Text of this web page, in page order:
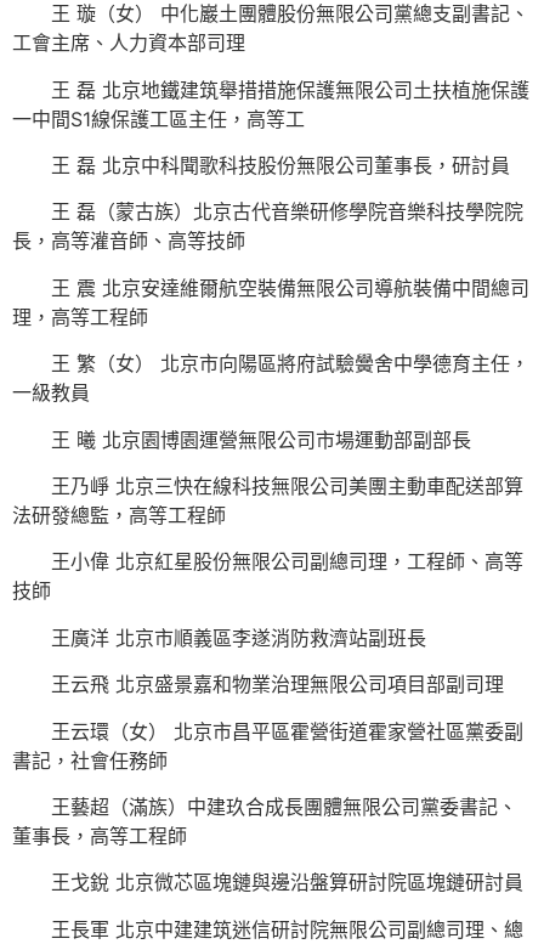
王 璇（女） 中化巖土團體股份無限公司黨總支副書記、
工會主席、人力資本部司理
王 磊 北京地鐵建筑舉措措施保護無限公司土扶植施保護
一中間S1線保護工區主任，高等工
王 磊 北京中科聞歌科技股份無限公司董事長，研討員
王 磊（蒙古族）北京古代音樂研修學院音樂科技學院院
長，高等灌音師、高等技師
王 震 北京安達維爾航空裝備無限公司導航裝備中間總司
理，高等工程師
王 繁（女） 北京市向陽區將府試驗黌舍中學德育主任，
一級教員
王 曦 北京園博園運營無限公司市場運動部副部長
王乃崢 北京三快在線科技無限公司美團主動車配送部算
法研發總監，高等工程師
王小偉 北京紅星股份無限公司副總司理，工程師、高等
技師
王廣洋 北京市順義區李遂消防救濟站副班長
王云飛 北京盛景嘉和物業治理無限公司項目部副司理
王云環（女） 北京市昌平區霍營街道霍家營社區黨委副
書記，社會任務師
王藝超（滿族）中建玖合成長團體無限公司黨委書記、
董事長，高等工程師
王戈銳 北京微芯區塊鏈與邊沿盤算研討院區塊鏈研討員
王長軍 北京中建建筑迷信研討院無限公司副總司理、總